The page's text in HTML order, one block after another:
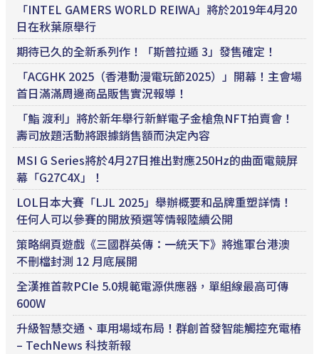
「INTEL GAMERS WORLD REIWA」將於2019年4月20
日在秋葉原舉行
期待已久的全新系列作！「斯普拉遁 3」發售確定！
「ACGHK 2025（香港動漫電玩節2025）」開幕！主會場
首日滿滿周邊商品販售實況報導！
「鮨 渡利」將於新年舉行新鮮電子金槍魚NFT拍賣會！
壽司放題活動將跟據銷售額而決定內容
MSI G Series將於4月27日推出對應250Hz的曲面電競屏
幕「G27C4X」！
LOL日本大賽「LJL 2025」舉辦概要和品牌重塑詳情！
任何人可以參賽的開放預選等情報陸續公開
策略網頁遊戲《三國群英傳：一統天下》將進軍台港澳
不刪檔封測 12 月底展開
全漢推首款PCIe 5.0規範電源供應器，單組線最高可傳
600W
升級智慧交通、車用場域布局！群創首發智能觸控充電樁
– TechNews 科技新報